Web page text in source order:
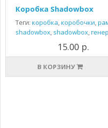
Коробка Shadowbox
Теги: коробка,коробочки,
shadowbox, shadowbox,
15.00 р.
В КОРЗИНУ